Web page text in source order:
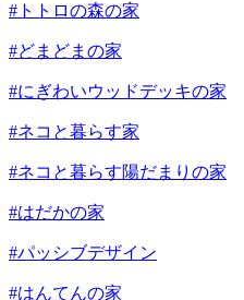
#トトロの森の家
#どまどまの家
#にぎわいウッドデッキの家
#ネコと暮らす家
#ネコと暮らす陽だまりの家
#はだかの家
#パッシブデザイン
#はんてんの家